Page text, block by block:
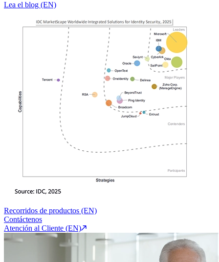
Lea el blog (EN)
Recorridos de productos (EN)
Contáctenos
Atención al Cliente (EN)